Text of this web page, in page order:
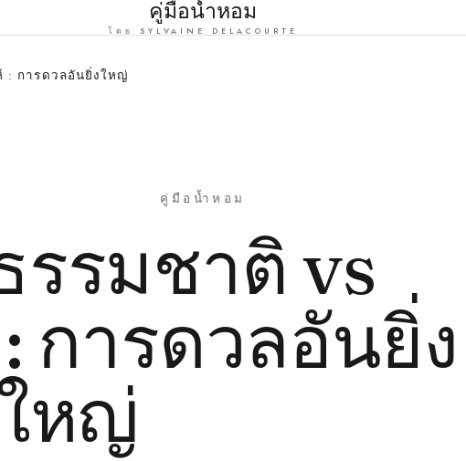
คู่มือน้ำหอม
โดย SYLVAINE DELACOURTE
: การดวลอันยิ่งใหญ่
คู่มือน้ำหอม
รมชาติ vs
การดวลอันยิ่ง
หญ่